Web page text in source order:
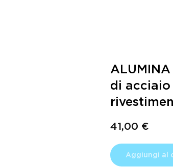
di acciaio
41,00 €
Aggiungi al